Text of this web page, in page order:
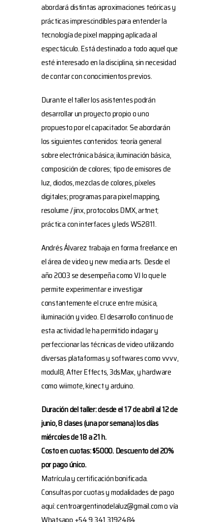
abordará distintas aproximaciones teóricas y
prácticas imprescindibles para entender la
tecnología de pixel mapping aplicada al
espectáculo. Está destinado a todo aquel que
esté interesado en la disciplina, sin necesidad
de contar con conocimientos previos.
Durante el taller los asistentes podrán
desarrollar un proyecto propio o uno
propuesto por el capacitador. Se abordarán
los siguientes contenidos: teoría general
sobre electrónica básica; iluminación básica,
composición de colores; tipo de emisores de
luz, diodos, mezclas de colores, píxeles
digitales; programas para pixel mapping,
resolume / jinx, protocolos DMX, artnet;
práctica con interfaces y leds WS2811.
Andrés Álvarez trabaja en forma freelance en
el área de video y new media arts. Desde el
año 2003 se desempeña como VJ lo que le
permite experimentar e investigar
constantemente el cruce entre música,
iluminación y video. El desarrollo continuo de
esta actividad le ha permitido indagar y
perfeccionar las técnicas de video utilizando
diversas plataformas y softwares como vvvv,
modul8, After Effects, 3dsMax, y hardware
como wiimote, kinect y arduino.
Duración del taller: desde el 17 de abril al 12 de
junio, 8 clases (una por semana) los días
miércoles de 18 a 21 h.
Costo en cuotas: $5000. Descuento del 20%
por pago único.
Matrícula y certificación bonificada.
Consultas por cuotas y modalidades de pago
aquí: centroargentinodelaluz@gmail.com o vía